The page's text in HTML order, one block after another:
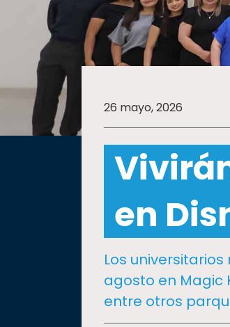
SUSTENTABILIDAD
TEMAS
Oferta
educativa
Internacionalización
26 mayo, 2026
en
Los
agosto en Magic
entre otros